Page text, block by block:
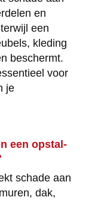
en
een
kleding
beschermt.
voor
je
een opstal-
schade aan
dak,